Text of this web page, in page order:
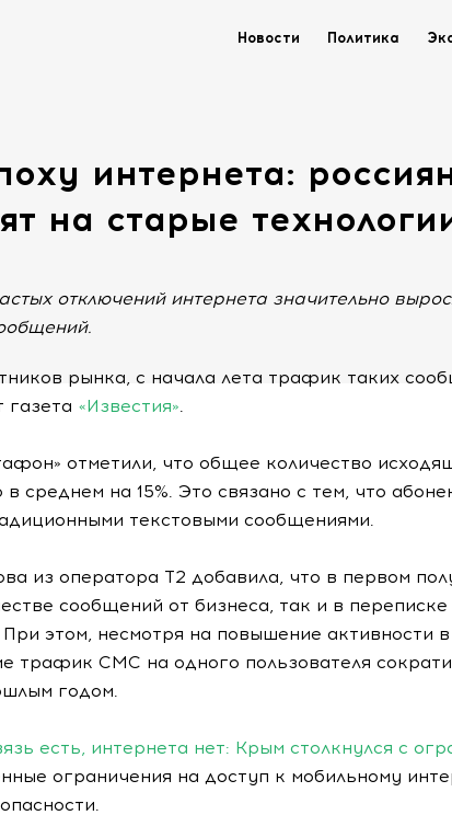
Новости Политика
интернета:
на старые
отключений интернета значительно
рынка, с начала лета трафик таких
газета «Известия».
отметили, что общее количество
в среднем на 15%. Это связано с тем, что
текстовыми сообщениями.
из оператора T2 добавила, что в первом
сообщений от бизнеса, так и в
При этом, несмотря на повышение активности
трафик СМС на одного пользователя
годом.
есть, интернета нет: Крым столкнулся с
ограничения на доступ к мобильному